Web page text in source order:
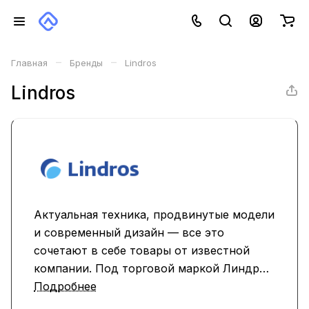
Главная – Бренды – Lindros
Lindros
Актуальная техника, продвинутые модели
и современный дизайн — все это
сочетают в себе товары от известной
компании. Под торговой маркой Линдрос
производится портативная продукция,
Подробнее